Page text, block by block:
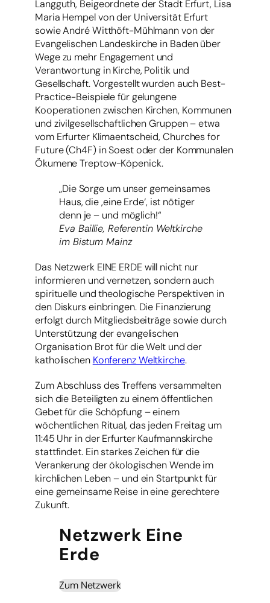
Langguth, Beigeordnete der Stadt Erfurt, Lisa
Maria Hempel von der Universität Erfurt
sowie André Witthöft-Mühlmann von der
Evangelischen Landeskirche in Baden über
Wege zu mehr Engagement und
Verantwortung in Kirche, Politik und
Gesellschaft. Vorgestellt wurden auch Best-
Practice-Beispiele für gelungene
Kooperationen zwischen Kirchen, Kommunen
und zivilgesellschaftlichen Gruppen – etwa
vom Erfurter Klimaentscheid, Churches for
Future (Ch4F) in Soest oder der Kommunalen
Ökumene Treptow-Köpenick.
„Die Sorge um unser gemeinsames
Haus, die ‚eine Erde‘, ist nötiger
denn je – und möglich!“
Eva Baillie, Referentin Weltkirche
im Bistum Mainz
Das Netzwerk EINE ERDE will nicht nur
informieren und vernetzen, sondern auch
spirituelle und theologische Perspektiven in
den Diskurs einbringen. Die Finanzierung
erfolgt durch Mitgliedsbeiträge sowie durch
Unterstützung der evangelischen
Organisation Brot für die Welt und der
katholischen Konferenz Weltkirche.
Zum Abschluss des Treffens versammelten
sich die Beteiligten zu einem öffentlichen
Gebet für die Schöpfung – einem
wöchentlichen Ritual, das jeden Freitag um
11:45 Uhr in der Erfurter Kaufmannskirche
stattfindet. Ein starkes Zeichen für die
Verankerung der ökologischen Wende im
kirchlichen Leben – und ein Startpunkt für
eine gemeinsame Reise in eine gerechtere
Zukunft.
Netzwerk Eine
Erde
Zum Netzwerk